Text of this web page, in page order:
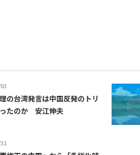
の台湾発言は中国反発のトリ
たのか 安江伸夫